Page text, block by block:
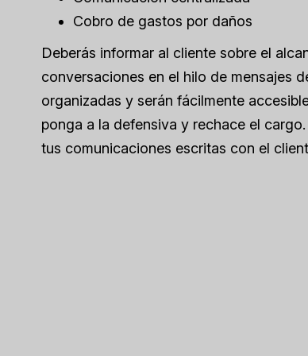
Cobro de gastos por daños
Deberás informar al cliente sobre el
conversaciones en el hilo de mensajes
organizadas y serán fácilmente
ponga a la defensiva y rechace el
tus comunicaciones escritas con el